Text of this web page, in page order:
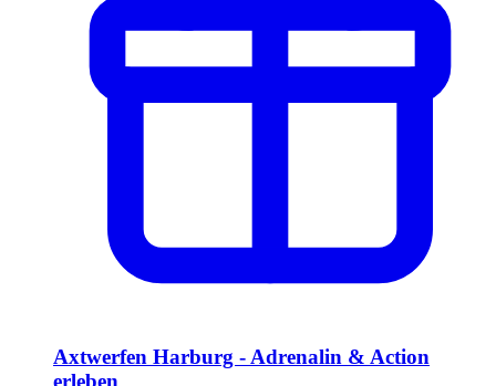
Axtwerfen Harburg - Adrenalin & Action
erleben